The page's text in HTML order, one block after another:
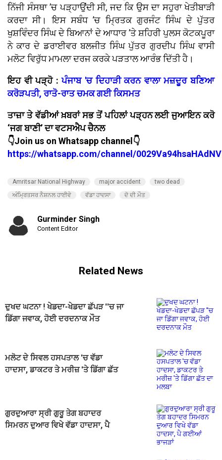
ਨਿੱਜੀ ਸੰਸਥਾ ’ਚ ਪੜ੍ਹਾਉਂਦੀ ਸੀ, ਜਦ ਕਿ ਉਸ ਦਾ ਸਹੁਰਾ ਖੇਤੀਬਾੜੀ
ਕਰਦਾ ਸੀ। ਇਸ ਸਬੰਧ ’ਚ ਮ੍ਰਿਤਕ ਗੁਰਜੰਟ ਸਿੰਘ ਦੇ ਪੁੱਤਰ
ਖੁਸ਼ਵਿੰਦਰ ਸਿੰਘ ਦੇ ਬਿਆਨਾਂ ਦੇ ਆਧਾਰ ’ਤੇ ਸ਼ਹਿਰੀ ਪੁਲਸ ਕੋਟਕਪੂਰਾ
ਨੇ ਕਾਰ ਦੇ ਡਰਾਈਵਰ ਬਲਜੀਤ ਸਿੰਘ ਪੁੱਤਰ ਗੁਰਦੀਪ ਸਿੰਘ ਵਾਸੀ
ਮਲੋਟ ਵਿਰੁੱਧ ਮਾਮਲਾ ਦਰਜ ਕਰਕੇ ਪੜਤਾਲ ਆਰੰਭ ਦਿੱਤੀ ਹੈ।
ਇਹ ਵੀ ਪੜ੍ਹੋ :ਪੰਜਾਬ 'ਚ ਦਿਹਾੜੀ ਕਰਨ ਵਾਲਾ ਮਜ਼ਦੂਰ ਬਣਿਆ
ਕਰੋੜਪਤੀ, ਰਾਤੋ-ਰਾਤ ਚਮਕ ਗਈ ਕਿਸਮਤ
ਤਾਜ਼ਾ ਤੇ ਵੱਡੀਆਂ ਖ਼ਬਰਾਂ ਸਭ ਤੋਂ ਪਹਿਲਾਂ ਪੜ੍ਹਨ ਲਈ ਜੁਆਇਨ ਕਰੋ
‘ਜਗ ਬਾਣੀ’ ਦਾ ਵਟਸਐਪ ਚੈਨਲ
👇Join us on Whatsapp channel👇
https://whatsapp.com/channel/
Amritsar National Highway major accident
two dead
ਅੰਮ੍ਰਿਤਸਰ ਨੈਸ਼ਨਲ ਹਾਈਵੇ
ਵੱਡਾ ਹਾਦਸਾ ਦੋ ਦੀ ਮੌਤ
Gurminder Singh
Content Editor
Related News
ਦੁਖਦ ਘਟਨਾ ! ਖੇਡਦਾ-ਖੇਡਦਾ ਛੱਪੜ ''ਚ ਜਾ
ਡਿੱਗਾ ਜਵਾਕ, ਹੋਈ ਦਰਦਨਾਕ ਮੌਤ
ਮਲੋਟ ਦੇ ਸਿਵਲ ਹਸਪਤਾਲ 'ਚ ਵੱਡਾ
ਹਾਦਸਾ, ਡਾਕਟਰ ਤੇ ਮਰੀਜ਼ 'ਤੇ ਡਿੱਗਾ ਛੱਤ
ਗੁਰਦੁਆਰਾ ਸ੍ਰੀ ਗੁਰੂ ਤੇਗ ਬਹਾਦਰ
ਸਿਮਰਨ ਦੁਆਰ ਵਿਖੇ ਵੱਡਾ ਹਾਦਸਾ, ਪੈ